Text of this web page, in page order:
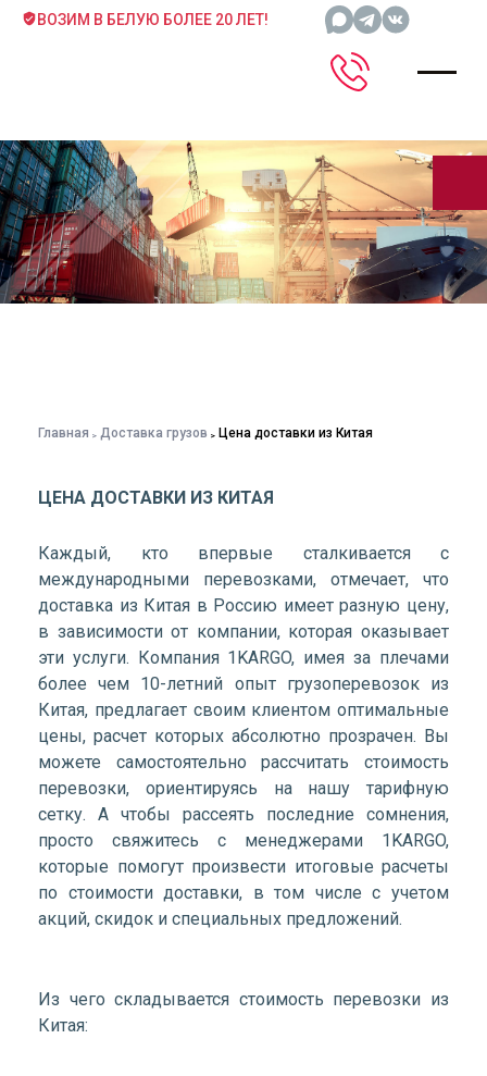
ВОЗИМ В БЕЛУЮ БОЛЕЕ 20 ЛЕТ!
ЦЕНА ДОСТАВКИ ИЗ КИТАЯ
Каждый, кто впервые сталкивается с
международными перевозками, отмечает, что
доставка из Китая в Россию имеет разную цену,
в зависимости от компании, которая оказывает
эти услуги. Компания 1KARGO, имея за плечами
более чем 10-летний опыт грузоперевозок из
Китая, предлагает своим клиентом оптимальные
цены, расчет которых абсолютно прозрачен. Вы
можете самостоятельно рассчитать стоимость
перевозки, ориентируясь на нашу тарифную
сетку. А чтобы рассеять последние сомнения,
просто свяжитесь с менеджерами 1KARGO,
которые помогут произвести итоговые расчеты
по стоимости доставки, в том числе с учетом
акций, скидок и специальных предложений.
Из чего складывается стоимость перевозки из
Китая:
Главная Доставка грузов Цена доставки из Китая